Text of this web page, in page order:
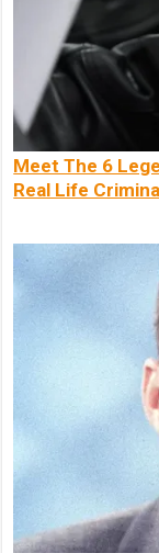
Meet The 6
Real Life